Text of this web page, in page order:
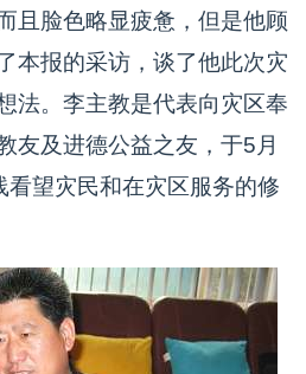
且脸色略显疲惫，但是他顾
本报的采访，谈了他此次灾
法。李主教是代表向灾区奉
友及进德公益之友，于5月
望灾民和在灾区服务的修